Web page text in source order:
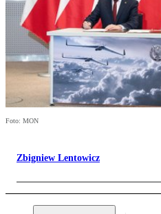
Foto: MON
Zbigniew Lentowicz